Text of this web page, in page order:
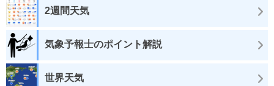
2週間天気
気象予報士のポイント解説
世界天気